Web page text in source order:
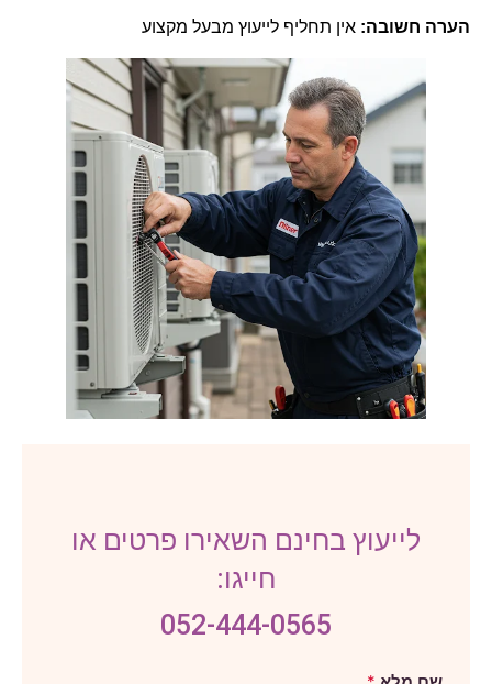
הערה חשובה: אין תחליף לייעוץ מבעל מקצוע
לייעוץ בחינם השאירו פרטים או
חייגו:
052-444-0565